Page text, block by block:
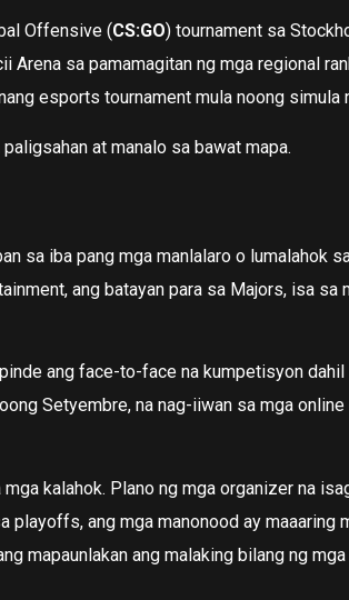
Offensive (CS:GO) tournament sa
Arena sa pamamagitan ng mga regional
esports tournament mula noong simula
at manalo sa bawat mapa.
sa iba pang mga manlalaro o lumalahok
ang batayan para sa Majors, isa sa
ang face-to-face na kumpetisyon dahil
Setyembre, na nag-iiwan sa mga
kalahok. Plano ng mga organizer na
playoffs, ang mga manonood ay maaaring
mapaunlakan ang malaking bilang ng